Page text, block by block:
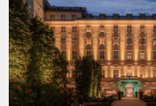
Ikonická zahrada hotelu The
znovu otevře veřejnosti.
proběhne 14. května